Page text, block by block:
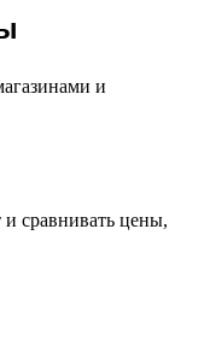
и
сравнивать цены,